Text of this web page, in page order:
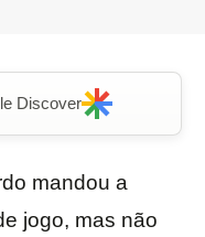
Discover
mandou a
jogo, mas não